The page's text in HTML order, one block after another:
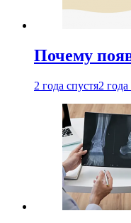
Почему
2 года спустя2 года